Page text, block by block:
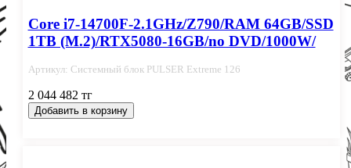
Core i7-14700F-2.1GHz/Z790/RAM 64GB/SSD
1TB (M.2)/RTX5080-16GB/no DVD/1000W/
Артикул: Системный блок PULSER Extreme 126
2 044 482 тг
Добавить в корзину